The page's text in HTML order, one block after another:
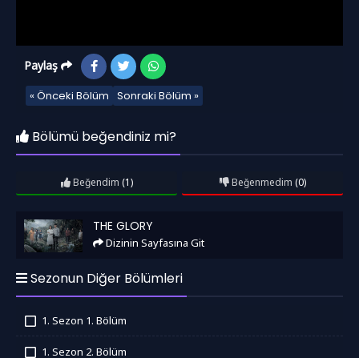
Paylaş
« Önceki Bölüm Sonraki Bölüm »
Bölümü beğendiniz mi?
Beğendim (1) Beğenmedim (0)
The Glory THE GLORY
Dizinin Sayfasına Git
Sezonun Diğer Bölümleri
1. Sezon 1. Bölüm
1. Sezon 2. Bölüm